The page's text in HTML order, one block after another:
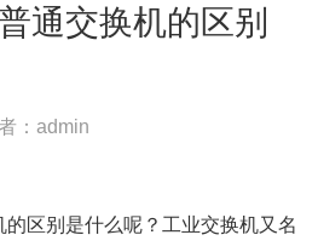
通交换机的区别
：admin
区别是什么呢？工业交换机又名